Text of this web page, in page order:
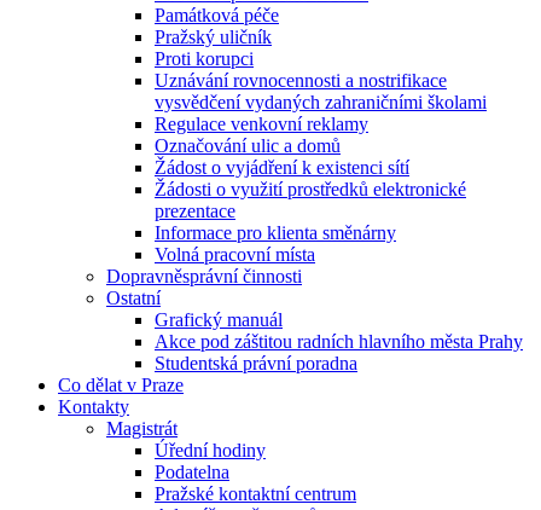
Památková péče
Pražský uličník
Proti korupci
Uznávání rovnocennosti a nostrifikace
vysvědčení vydaných zahraničními školami
Regulace venkovní reklamy
Označování ulic a domů
Žádost o vyjádření k existenci sítí
Žádosti o využití prostředků elektronické
prezentace
Informace pro klienta směnárny
Volná pracovní místa
Dopravněsprávní činnosti
Ostatní
Grafický manuál
Akce pod záštitou radních hlavního města Prahy
Studentská právní poradna
Co dělat v Praze
Kontakty
Magistrát
Úřední hodiny
Podatelna
Pražské kontaktní centrum